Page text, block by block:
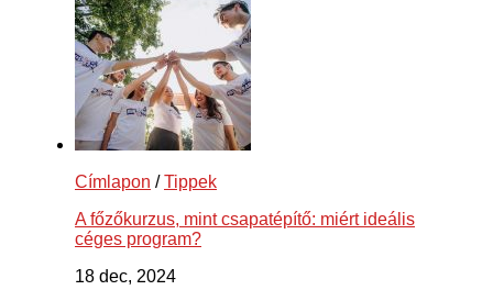
Címlapon /Tippek
A főzőkurzus, mint csapatépítő: miért ideális
céges program?
18 dec, 2024